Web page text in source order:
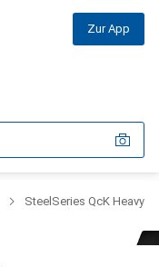
Zur App
SteelSeries QcK Heavy